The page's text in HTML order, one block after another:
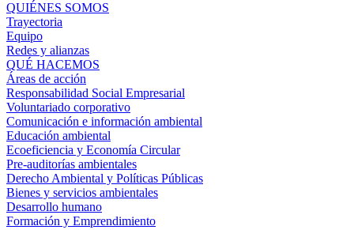
QUIÉNES SOMOS
Trayectoria
Equipo
Redes y alianzas
QUÉ HACEMOS
Áreas de acción
Responsabilidad Social Empresarial
Voluntariado corporativo
Comunicación e información ambiental
Educación ambiental
Ecoeficiencia y Economía Circular
Pre-auditorías ambientales
Derecho Ambiental y Políticas Públicas
Bienes y servicios ambientales
Desarrollo humano
Formación y Emprendimiento